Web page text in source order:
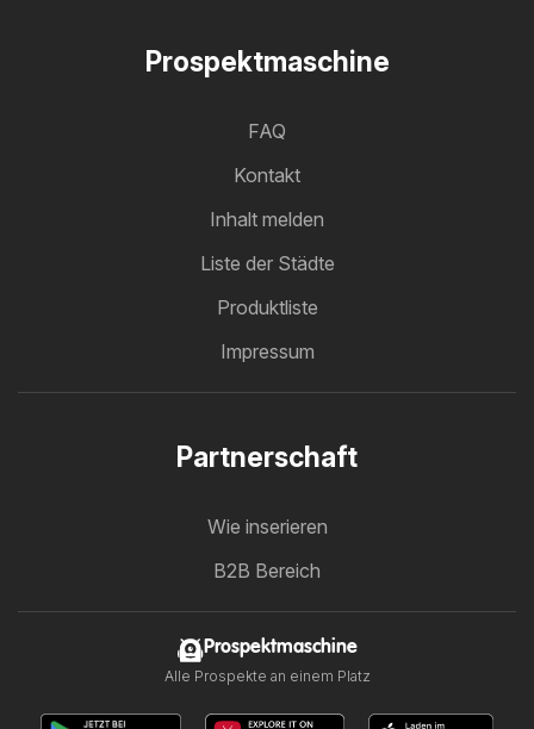
Prospektmaschine
FAQ
Kontakt
Inhalt melden
Liste der Städte
Produktliste
Impressum
Partnerschaft
Wie inserieren
B2B Bereich
Prospektmaschine
Alle Prospekte an einem Platz